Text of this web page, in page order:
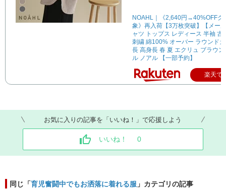
NOAHL｜《2,640円→40%OFFク
象》再入荷【3万枚突破】【メー
ャツ トップス レディース 半袖 古
刺繍 綿100% オーバー ラウンド
長 高身長 春 夏 エクリュ ブラウ
ル ノアル 【一部予約】
楽天で
お気に入りの記事を「いいね！」で応援しよう
いいね！ 0
同じ「育児奮闘中でもお洒落に着れる服 」カテゴリの記事